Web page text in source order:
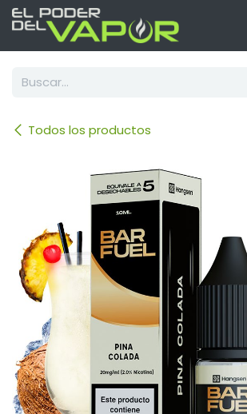
Ir al contenido
Todos los productos